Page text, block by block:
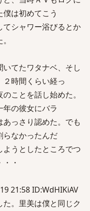
は初めてこう
シャワー浴びるとか
てたワタナベ、そし
時間くらい経っ
ことを話し始めた。
の彼女にバラ
っさり認めた。でも
らなかったんだ
うとしたところでつ
・
21:58 ID:WdHIKiAV
。里美は僕と同じク